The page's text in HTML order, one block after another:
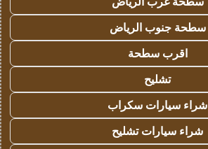
سطحة جنوب الرياض
اقرب سطحة
تشليح
شراء سيارات سكراب
شراء سيارات تشليح